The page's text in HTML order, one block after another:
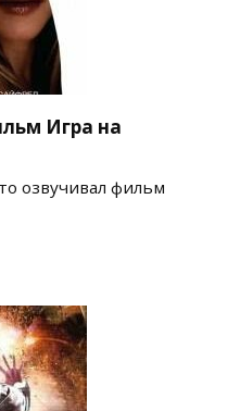
Игра на
озвучивал фильм